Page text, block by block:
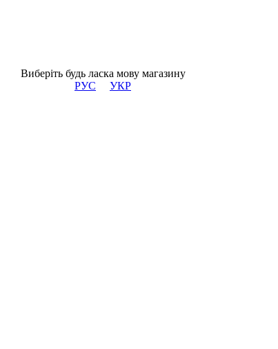
Виберіть будь ласка мову магазину
РУС
УКР